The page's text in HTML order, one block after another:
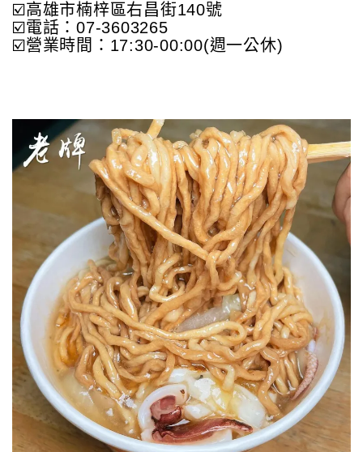
☑️高雄市楠梓區右昌街140號
☑️電話：07-3603265
☑️營業時間：17:30-00:00(週一公休)